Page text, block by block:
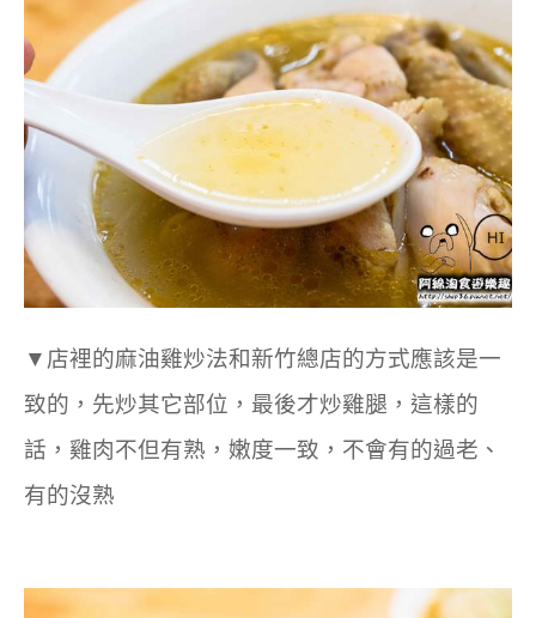
▼店裡的麻油雞炒法和新竹總店的方式應該是一
致的，先炒其它部位，最後才炒雞腿，這樣的
話，雞肉不但有熟，嫩度一致，不會有的過老、
有的沒熟